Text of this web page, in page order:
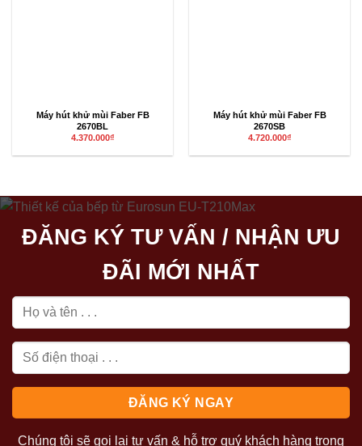
Máy hút khử mùi Faber FB
2670BL
4.370.000₫
Máy hút khử mùi Faber FB
2670SB
4.720.000₫
ĐĂNG KÝ TƯ VẤN / NHẬN ƯU
ĐÃI MỚI NHẤT
Chúng tôi sẽ gọi lại tư vấn & hỗ trợ quý khách hàng trong